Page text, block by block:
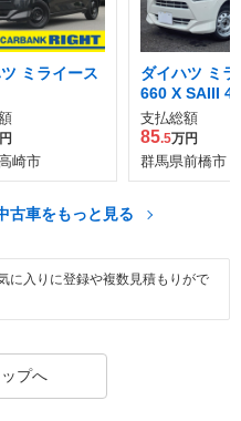
ミライース
崎市
ダイハツ ミ
660 X SAIII
支払総額
85.5万円
群馬県前橋市
古車をもっと見る
に入りに登録や複数見積もりがで
プへ